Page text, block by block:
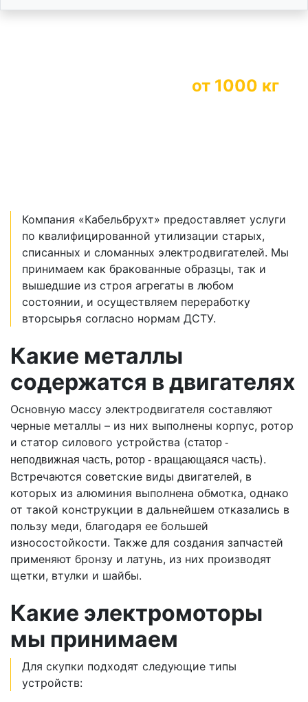
от 1000 кг
Компания «Кабельбрухт» предоставляет услуги
по квалифицированной утилизации старых,
списанных и сломанных электродвигателей. Мы
принимаем как бракованные образцы, так и
вышедшие из строя агрегаты в любом
состоянии, и осуществляем переработку
вторсырья согласно нормам ДСТУ.
Какие металлы
содержатся в двигателях
Основную массу электродвигателя составляют
черные металлы – из них выполнены корпус, ротор
и статор силового устройства (статор -
неподвижная часть, ротор - вращающаяся часть).
Встречаются советские виды двигателей, в
которых из алюминия выполнена обмотка, однако
от такой конструкции в дальнейшем отказались в
пользу меди, благодаря ее большей
износостойкости. Также для создания запчастей
применяют бронзу и латунь, из них производят
щетки, втулки и шайбы.
Какие электромоторы
мы принимаем
Для скупки подходят следующие типы
устройств: